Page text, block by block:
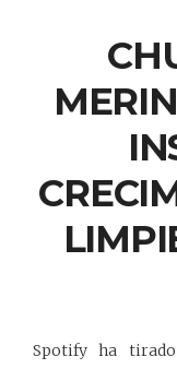
Spotify ha